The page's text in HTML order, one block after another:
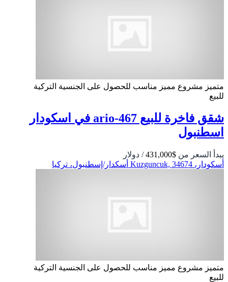
متميز مشروع مميز مناسب للحصول على الجنسية التركية
للبيع
شقق فاخرة للبيع ario-467 في اسكودار
اسطنبول
يبدأ السعر من $431,000
/ دولار
أسكودار، Kuzguncuk, 34674 أسكدار/إسطنبول، تركيا
متميز مشروع مميز مناسب للحصول على الجنسية التركية
للبيع